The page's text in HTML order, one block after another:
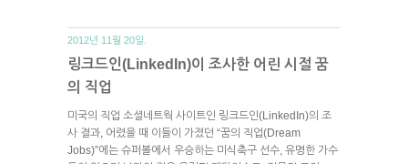
2012년 11월 20일.
링크드인(LinkedIn)이 조사한 어린 시절 꿈
의 직업
미국의 직업 소셜네트웍 사이트인 링크드인(LinkedIn)의 조
사 결과, 어렸을 때 이들이 가졌던 “꿈의 직업(Dream
Jobs)”에는 슈퍼볼에서 우승하는 미식축구 선수, 유명한 가수